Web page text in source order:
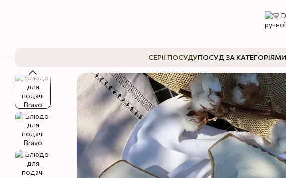
СЕРІЇ ПОСУДУПОСУД ЗА КАТЕГОРІЯМИ